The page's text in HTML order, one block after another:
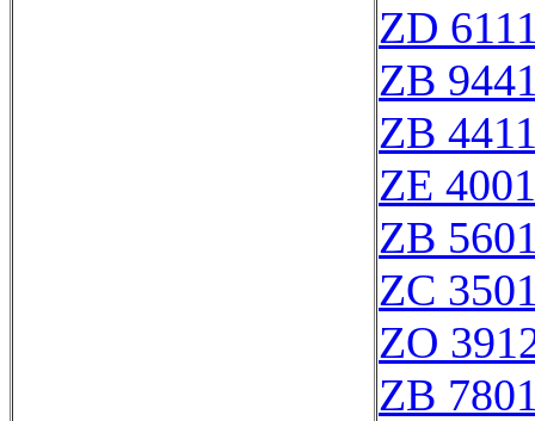
ZD
ZB
ZB
ZE
ZB
ZC
ZO
ZB